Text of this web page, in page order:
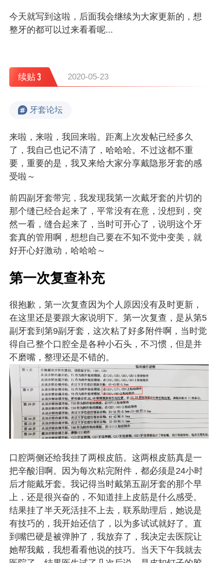
今天就写到这啦，后面我会继续为大家更新的，想
整牙的都可以过来看看呢...
续贴 3 2020-05-23
牙套论坛
来啦，来啦，我回来啦。距离上次发帖已经多久
了，我自己也记不清了，哈哈哈。不过这都不重
要，重要的是，我又来给大家分享戴隐形牙套的感
受啦～
前四副牙套带完，我发现我第一次戴牙套的片切的
那个缝已经合起来了，平常没有在意，没想到，突
然一看，缝合起来了，当时可开心了，说明这个牙
套真的管用啊，想想自己要在不知不觉中变美，就
好开心好激动，哈哈哈～
第一次复查补充
很抱歉，第一次复查因为个人原因没有及时更新，
在这里还是要跟大家说明下。第一次复查，是从第5
副牙套到第9副牙套，这次粘了好多附件啊，当时觉
得自己整个口腔全是各种小石头，不习惯，但是并
不磨嘴，整理还是不错的。
口腔两侧还给我挂了两根皮筋。这两根皮筋真是一
把辛酸泪啊。因为每次粘完附件，都必须是24小时
后才能戴牙套。我记得当时戴第五副牙套的那个早
上，还是很兴奋的，不知道挂上皮筋是什么感受。
结果挂了半天死活挂不上去，联系助理后，她说是
有技巧的，我开始还信了，以为多试试就好了。直
到嘴巴硬是被弹肿了，我放弃了，我决定去医院让
她帮我戴，我想看看他说的技巧。当天下午我就去